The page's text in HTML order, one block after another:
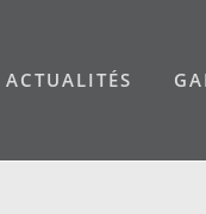
ACTUALITÉS